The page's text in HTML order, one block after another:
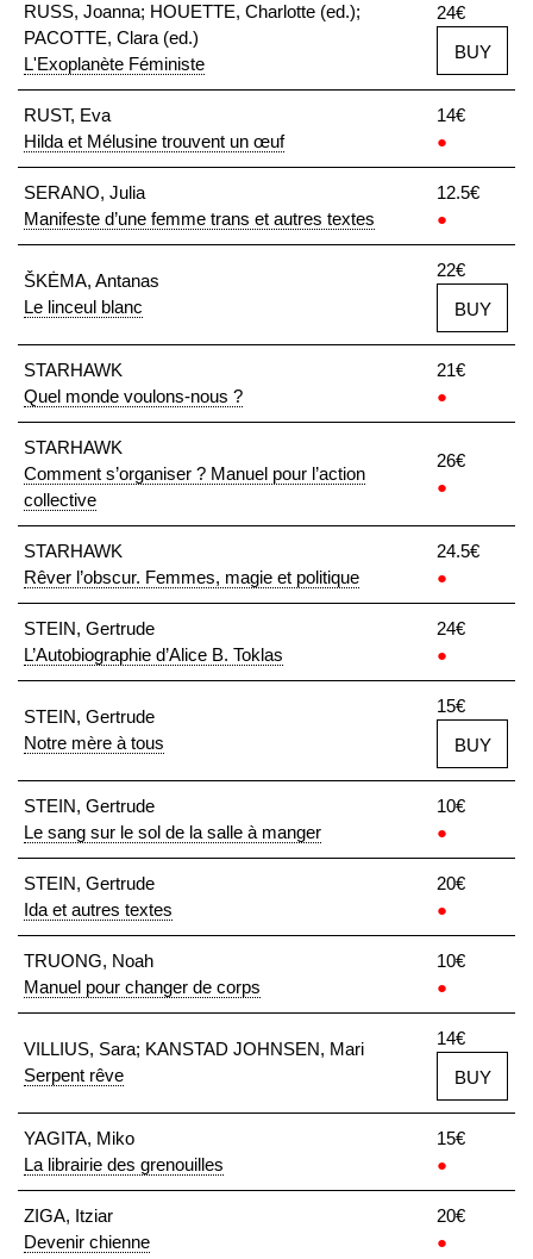
RUSS, Joanna; HOUETTE, Charlotte (ed.);
PACOTTE, Clara (ed.)
L'Exoplanète Féministe
24€
BUY
RUST, Eva
Hilda et Mélusine trouvent un œuf
14€
●
SERANO, Julia
Manifeste d’une femme trans et autres textes
12.5€
●
ŠKĖMA, Antanas
Le linceul blanc
22€
BUY
STARHAWK
Quel monde voulons-nous ?
21€
●
STARHAWK
Comment s’organiser ? Manuel pour l’action
collective
26€
●
STARHAWK
Rêver l’obscur. Femmes, magie et politique
24.5€
●
STEIN, Gertrude
L’Autobiographie d’Alice B. Toklas
24€
●
STEIN, Gertrude
Notre mère à tous
15€
BUY
STEIN, Gertrude
Le sang sur le sol de la salle à manger
10€
●
STEIN, Gertrude
Ida et autres textes
20€
●
TRUONG, Noah
Manuel pour changer de corps
10€
●
VILLIUS, Sara; KANSTAD JOHNSEN, Mari
Serpent rêve
14€
BUY
YAGITA, Miko
La librairie des grenouilles
15€
●
ZIGA, Itziar
Devenir chienne
20€
●